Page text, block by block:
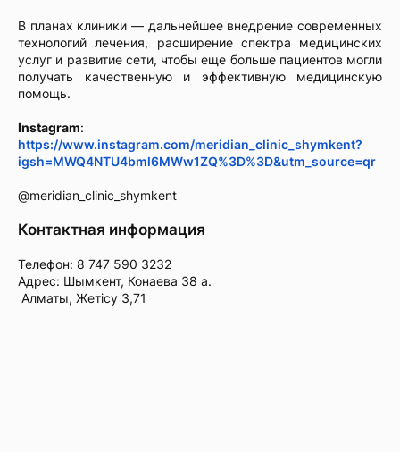
В планах клиники — дальнейшее внедрение современных
технологий лечения, расширение спектра медицинских
услуг и развитие сети, чтобы еще больше пациентов могли
получать качественную и эффективную медицинскую
помощь.
Instagram:
https://www.instagram.com/meridian_clinic_shymkent?
igsh=MWQ4NTU4bml6MWw1ZQ%3D%3D&utm_source=qr
@meridian_clinic_shymkent
Контактная информация
Телефон: 8 747 590 3232
Адрес: Шымкент, Конаева 38 а.
Алматы, Жетісу 3,71